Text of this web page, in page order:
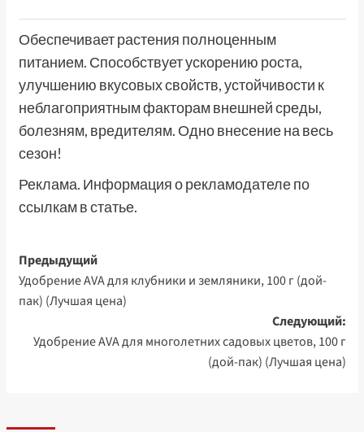
Обеспечивает растения полноценным
питанием. Способствует ускорению роста,
улучшению вкусовых свойств, устойчивости к
неблагоприятным факторам внешней среды,
болезням, вредителям. Одно внесение на весь
сезон!
Реклама. Информация о рекламодателе по
ссылкам в статье.
Навигация
записи
Предыдущий
Удобрение AVA для клубники и земляники, 100 г (дой-
пак) (Лучшая цена)
Следующий:
Удобрение AVA для многолетних садовых цветов, 100 г
(дой-пак) (Лучшая цена)